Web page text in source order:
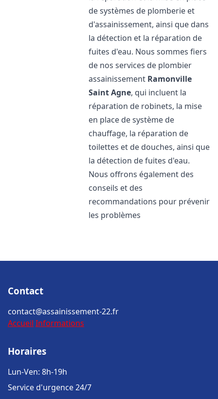
de systèmes de plomberie et
d'assainissement, ainsi que dans
la détection et la réparation de
fuites d'eau. Nous sommes fiers
de nos services de plombier
assainissement Ramonville
Saint Agne, qui incluent la
réparation de robinets, la mise
en place de système de
chauffage, la réparation de
toilettes et de douches, ainsi que
la détection de fuites d'eau.
Nous offrons également des
conseils et des
recommandations pour prévenir
les problèmes
Contact
contact@assainissement-22.fr
Accueil Informations
Horaires
Lun-Ven: 8h-19h
Service d'urgence 24/7